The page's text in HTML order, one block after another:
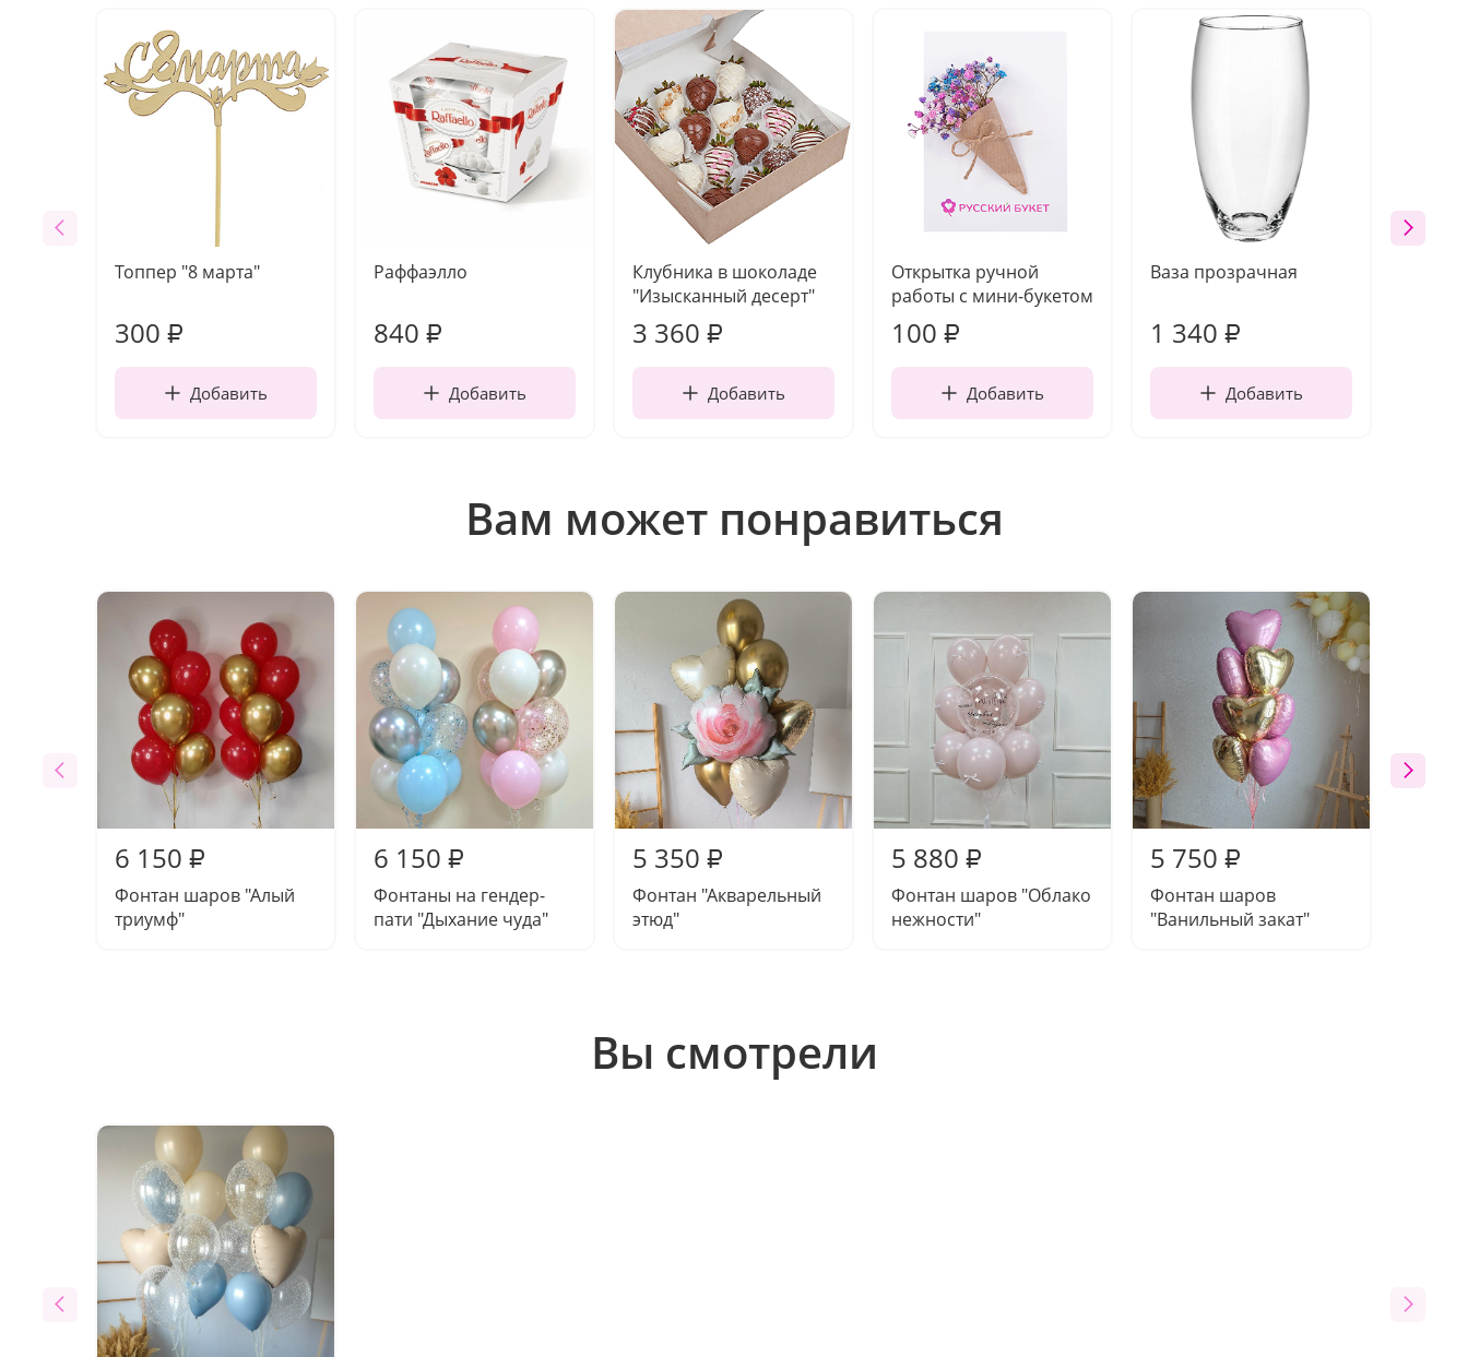
Топпер "8 марта"
300 ₽
Добавить
Раффаэлло
840 ₽
Добавить
Клубника в шоколаде
"Изысканный десерт"
3 360 ₽
Добавить
Открытка ручной
работы с мини-букетом
100 ₽
Добавить
Ваза прозрачная
1 340 ₽
Добавить
Вам может понравиться
6 150 ₽
Фонтан шаров "Алый
триумф"
6 150 ₽
Фонтаны на гендер-
пати "Дыхание чуда"
5 350 ₽
Фонтан "Акварельный
этюд"
5 880 ₽
Фонтан шаров "Облако
нежности"
5 750 ₽
Фонтан шаров
"Ванильный закат"
Вы смотрели